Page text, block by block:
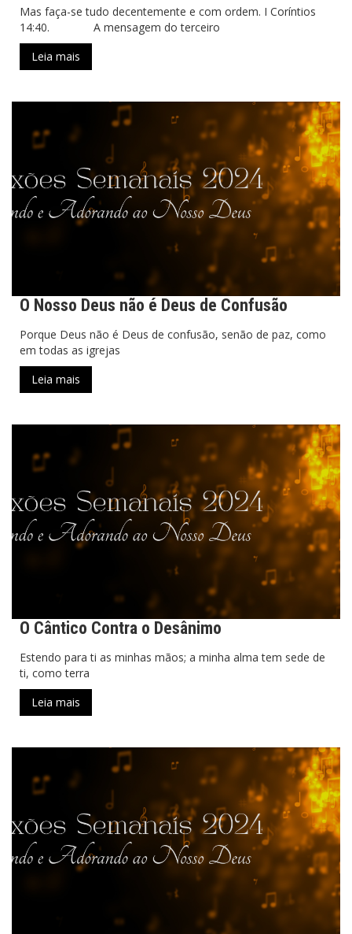
Mas faça-se tudo decentemente e com ordem. I Coríntios
14:40. A mensagem do terceiro
Leia mais
O Nosso Deus não é Deus de Confusão
Porque Deus não é Deus de confusão, senão de paz, como
em todas as igrejas
Leia mais
O Cântico Contra o Desânimo
Estendo para ti as minhas mãos; a minha alma tem sede de
ti, como terra
Leia mais